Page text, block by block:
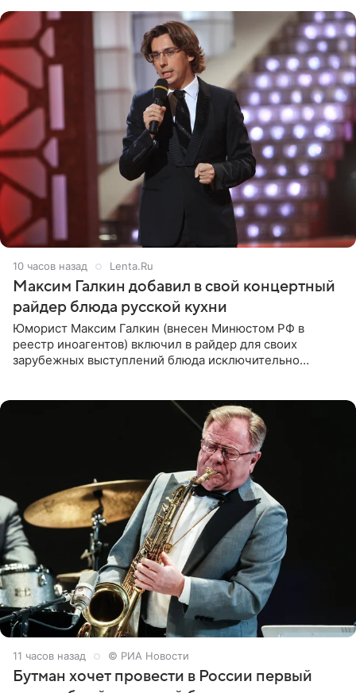
10 часов назад Lenta.Ru
Максим Галкин добавил в свой концертный
райдер блюда русской кухни
Юморист Максим Галкин (внесен Минюстом РФ в
реестр иноагентов) включил в райдер для своих
зарубежных выступлений блюда исключительно
11 часов назад © РИА Новости
Бутман хочет провести в России первый